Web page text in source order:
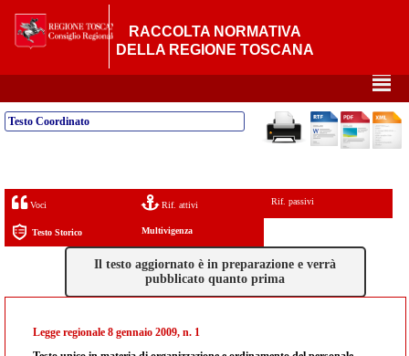
RACCOLTA NORMATIVA
DELLA REGIONE TOSCANA
²
Testo Coordinato
Voci Rif. attivi Rif. passivi
Testo Storico Multivigenza
Il testo aggiornato è in preparazione e verrà
pubblicato quanto prima
Legge regionale 8 gennaio 2009, n. 1